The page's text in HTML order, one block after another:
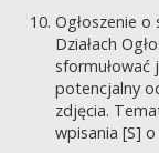
Ogłoszenie
Działach
sformułować
potencjalny
zdjęcia.
wpisania [S]